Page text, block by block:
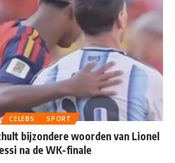
CELEBS SPORT
bijzondere woorden van Lionel
na de WK-finale